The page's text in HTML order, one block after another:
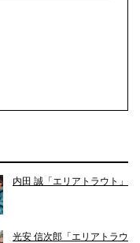
内田 誠「エリアトラウト」
光安 信次郎「エリアトラウ